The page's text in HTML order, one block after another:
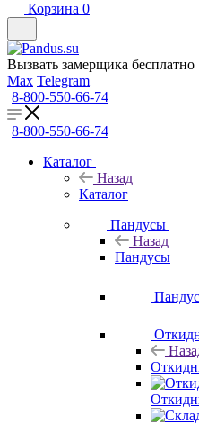
Корзина 0
Вызвать замерщика бесплатно
Max Telegram
8-800-550-66-74
8-800-550-66-74
Каталог
Назад
Каталог
Пандусы
Назад
Пандусы